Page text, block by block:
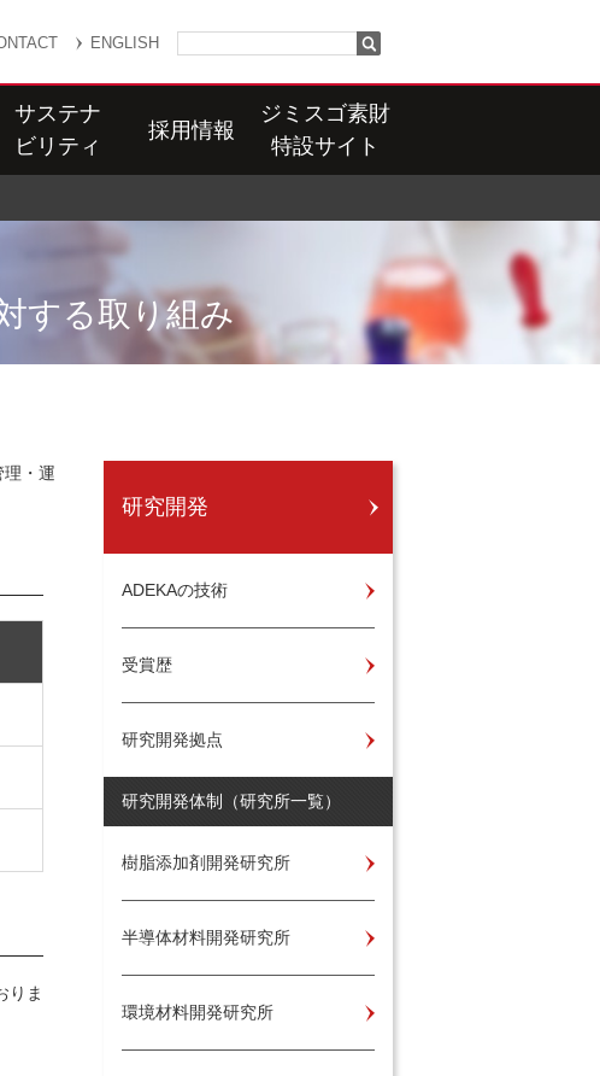
ENGLISH
サステナ
ビリティ
採用情報
ジミスゴ素財
特設サイト
する取り組み
・運
りま
研究開発
ADEKAの技術
受賞歴
研究開発拠点
研究開発体制（研究所一覧）
樹脂添加剤開発研究所
半導体材料開発研究所
環境材料開発研究所